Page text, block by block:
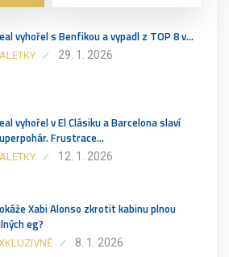
vyhořel s Benfikou a vypadl z TOP 8 v…
29. 1. 2026
vyhořel v El Clásiku a Barcelona slaví
Frustrace…
12. 1. 2026
Xabi Alonso zkrotit kabinu plnou
eg?
8. 1. 2026